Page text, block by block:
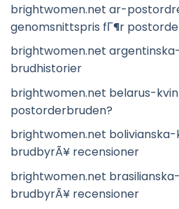
brightwomen.net ar-
genomsnittspris fГ¶r
brightwomen.net
brudhistorier
brightwomen.net belarus-
postorderbruden?
brightwomen.net
brudbyrÃ¥ recensioner
brightwomen.net
brudbyrÃ¥ recensioner